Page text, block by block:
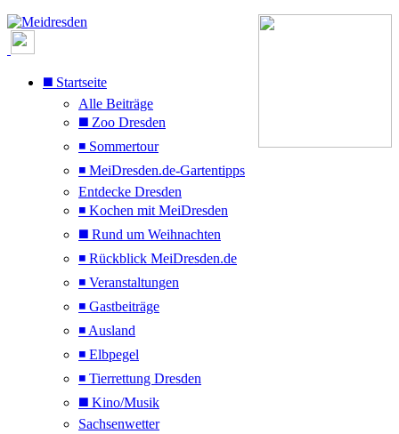
◼️ Startseite
Alle Beiträge
◼️ Zoo Dresden
◾ Sommertour
◾ MeiDresden.de-Gartentipps
Entdecke Dresden
◾ Kochen mit MeiDresden
◼️ Rund um Weihnachten
◾ Rückblick MeiDresden.de
◾ Veranstaltungen
◾ Gastbeiträge
◾ Ausland
◾ Elbpegel
◾ Tierrettung Dresden
◼️ Kino/Musik
Sachsenwetter